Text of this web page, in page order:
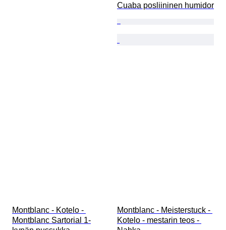
Cuaba posliininen humidor
Montblanc - Kotelo -
Montblanc Sartorial 1-
Montblanc - Meisterstuck -
Kotelo - mestarin teos -